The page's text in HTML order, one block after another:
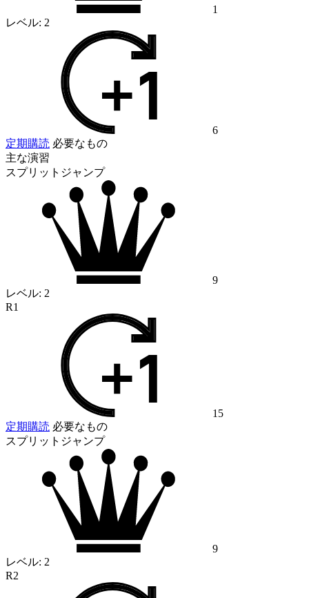
1
レベル: 2
6
定期購読 必要なもの
主な演習
スプリットジャンプ
9
レベル: 2
R1
15
定期購読 必要なもの
スプリットジャンプ
9
レベル: 2
R2